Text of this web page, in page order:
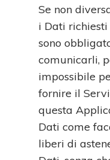
Se non
i Dati
sono
comunicarli,
impossibile
fornire il
questa
Dati come
liberi di